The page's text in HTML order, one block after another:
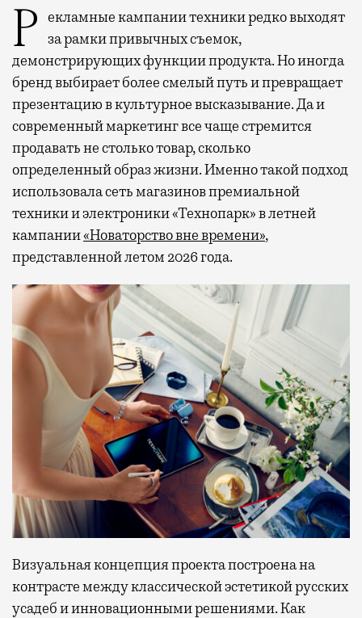
Рекламные кампании техники редко выходят
за рамки привычных съемок,
демонстрирующих функции продукта. Но иногда
бренд выбирает более смелый путь и превращает
презентацию в культурное высказывание. Да и
современный маркетинг все чаще стремится
продавать не столько товар, сколько
определенный образ жизни. Именно такой подход
использовала сеть магазинов премиальной
техники и электроники «Технопарк» в летней
кампании«Новаторство вне времени»,
представленной летом 2026 года.
Визуальная концепция проекта построена на
контрасте между классической эстетикой русских
усадеб и инновационными решениями. Как